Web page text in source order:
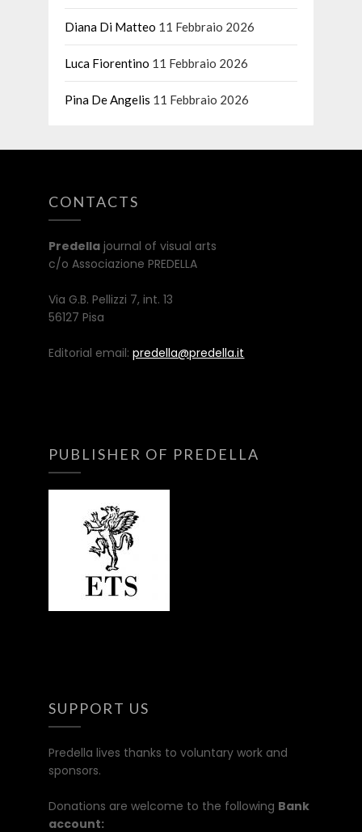
Diana Di Matteo 11 Febbraio 2026
Luca Fiorentino 11 Febbraio 2026
Pina De Angelis 11 Febbraio 2026
CONTACTS
Predella journal of visual arts
c/o Associazione PREDELLA
Via G.B. Pellizzi 7, int. 13
56127 Pisa
Editorial email:predella@predella.it
PUBLISHER OF PREDELLA
SUPPORT US
Predella lives thanks to voluntary work and
sponsors.
Donations are welcome to the following Bank
account: